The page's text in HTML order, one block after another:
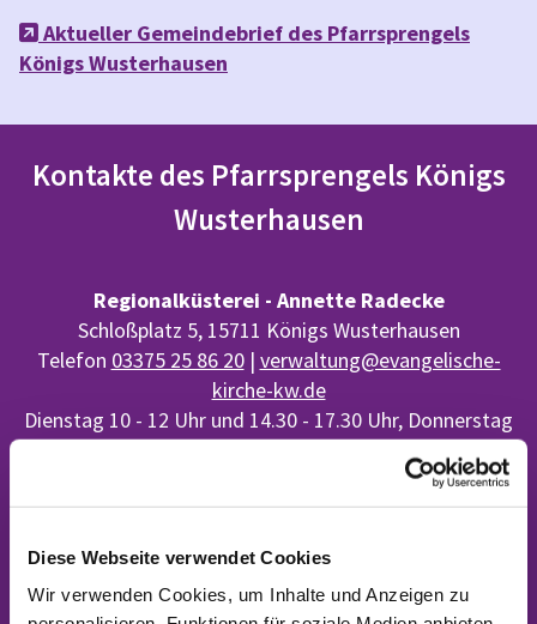
Diese Webseite verwendet Cookies
Wir verwenden Cookies, um Inhalte und Anzeigen zu
 Aktueller Gemeindebrief des Pfarrsprengels
Königs Wusterhausen
Kontakte des Pfarrsprengels Königs
Wusterhausen
Regionalküsterei - Annette Radecke
Schloßplatz 5, 15711 Königs Wusterhausen
Telefon 03375 25 86 20| verwaltung@evangelische-
kirche-kw.de
Dienstag 10 - 12 Uhr und 14.30 - 17.30 Uhr, Donnerstag